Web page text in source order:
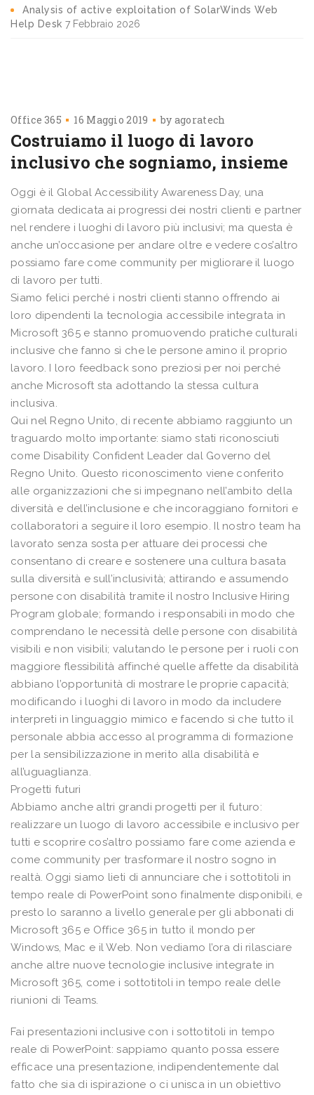
Analysis of active exploitation of SolarWinds Web
Help Desk 7 Febbraio 2026
Office 365 16 Maggio 2019 by agoratech
Costruiamo il luogo di lavoro
inclusivo che sogniamo, insieme
Oggi è il Global Accessibility Awareness Day, una
giornata dedicata ai progressi dei nostri clienti e partner
nel rendere i luoghi di lavoro più inclusivi; ma questa è
anche un’occasione per andare oltre e vedere cos’altro
possiamo fare come community per migliorare il luogo
di lavoro per tutti.
Siamo felici perché i nostri clienti stanno offrendo ai
loro dipendenti la tecnologia accessibile integrata in
Microsoft 365 e stanno promuovendo pratiche culturali
inclusive che fanno sì che le persone amino il proprio
lavoro. I loro feedback sono preziosi per noi perché
anche Microsoft sta adottando la stessa cultura
inclusiva.
Qui nel Regno Unito, di recente abbiamo raggiunto un
traguardo molto importante: siamo stati riconosciuti
come Disability Confident Leader dal Governo del
Regno Unito. Questo riconoscimento viene conferito
alle organizzazioni che si impegnano nell’ambito della
diversità e dell’inclusione e che incoraggiano fornitori e
collaboratori a seguire il loro esempio. Il nostro team ha
lavorato senza sosta per attuare dei processi che
consentano di creare e sostenere una cultura basata
sulla diversità e sull’inclusività; attirando e assumendo
persone con disabilità tramite il nostro Inclusive Hiring
Program globale; formando i responsabili in modo che
comprendano le necessità delle persone con disabilità
visibili e non visibili; valutando le persone per i ruoli con
maggiore flessibilità affinché quelle affette da disabilità
abbiano l’opportunità di mostrare le proprie capacità;
modificando i luoghi di lavoro in modo da includere
interpreti in linguaggio mimico e facendo sì che tutto il
personale abbia accesso al programma di formazione
per la sensibilizzazione in merito alla disabilità e
all’uguaglianza.
Progetti futuri
Abbiamo anche altri grandi progetti per il futuro:
realizzare un luogo di lavoro accessibile e inclusivo per
tutti e scoprire cos’altro possiamo fare come azienda e
come community per trasformare il nostro sogno in
realtà. Oggi siamo lieti di annunciare che i sottotitoli in
tempo reale di PowerPoint sono finalmente disponibili, e
presto lo saranno a livello generale per gli abbonati di
Microsoft 365 e Office 365 in tutto il mondo per
Windows, Mac e il Web. Non vediamo l’ora di rilasciare
anche altre nuove tecnologie inclusive integrate in
Microsoft 365, come i sottotitoli in tempo reale delle
riunioni di Teams.
Fai presentazioni inclusive con i sottotitoli in tempo
reale di PowerPoint: sappiamo quanto possa essere
efficace una presentazione, indipendentemente dal
fatto che sia di ispirazione o ci unisca in un obiettivo